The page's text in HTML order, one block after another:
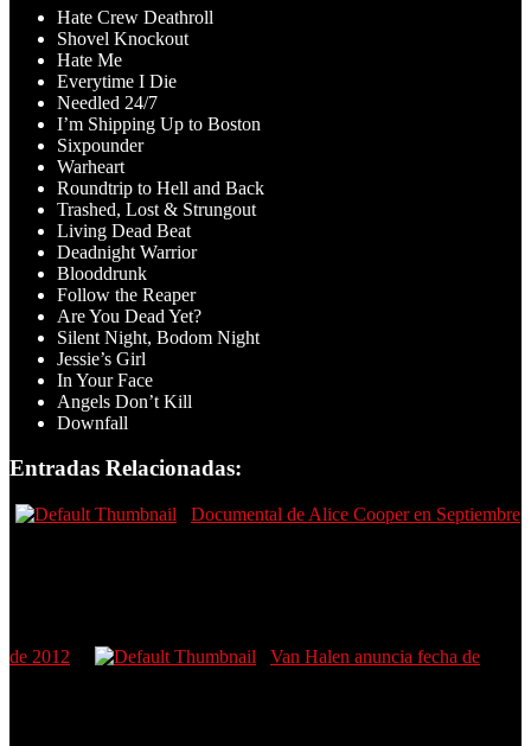
Hate Crew Deathroll
Shovel Knockout
Hate Me
Everytime I Die
Needled 24/7
I’m Shipping Up to Boston
Sixpounder
Warheart
Roundtrip to Hell and Back
Trashed, Lost & Strungout
Living Dead Beat
Deadnight Warrior
Blooddrunk
Follow the Reaper
Are You Dead Yet?
Silent Night, Bodom Night
Jessie’s Girl
In Your Face
Angels Don’t Kill
Downfall
Entradas Relacionadas:
Documental de Alice Cooper en Septiembre
de 2012 Van Halen anuncia fecha de